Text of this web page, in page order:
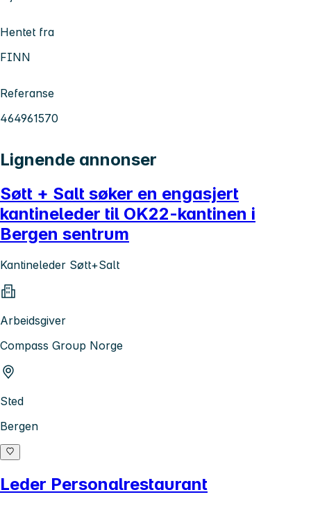
Hentet fra
FINN
Referanse
464961570
Lignende annonser
Søtt + Salt søker en engasjert
kantineleder til OK22-kantinen i
Bergen sentrum
Kantineleder Søtt+Salt
Arbeidsgiver
Compass Group Norge
Sted
Bergen
Leder Personalrestaurant